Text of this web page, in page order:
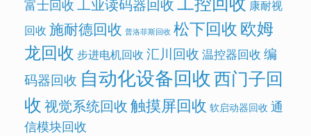
富士回收
康耐视
回收 施耐德回收 普洛菲斯回收 松下回收欧姆
龙回收 步进电机回收 汇川回收 温控器回收 编
码器回收 自动化设备回收西门子回
收视觉系统回收触摸屏回收 软启动器回收 通
信模块回收